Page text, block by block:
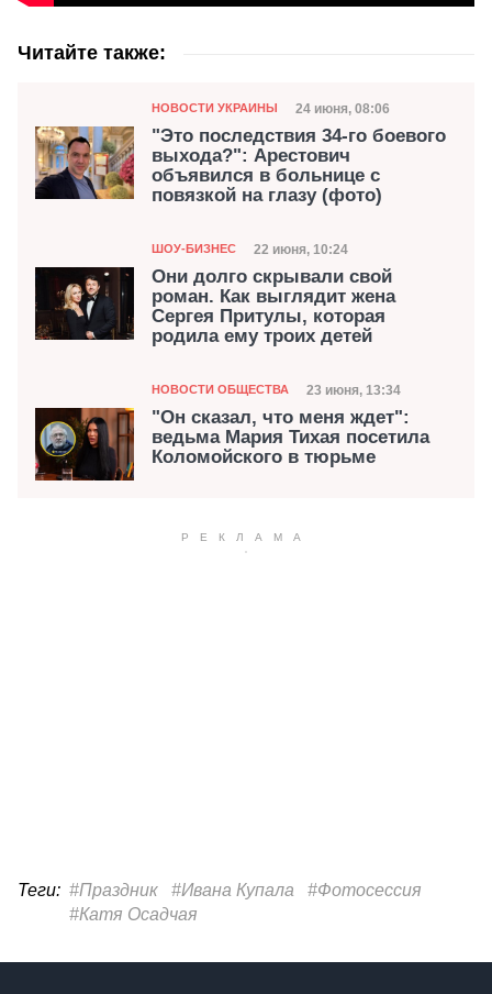
Читайте также:
Категория
НОВОСТИ УКРАИНЫ Дата публикации
24 июня, 08:06
"Это последствия 34-го боевого
выхода?": Арестович
объявился в больнице с
повязкой на глазу (фото)
Категория
ШОУ-БИЗНЕС Дата публикации
22 июня, 10:24
Они долго скрывали свой
роман. Как выглядит жена
Сергея Притулы, которая
родила ему троих детей
Категория
НОВОСТИ ОБЩЕСТВА Дата публикации
23 июня, 13:34
"Он сказал, что меня ждет":
ведьма Мария Тихая посетила
Коломойского в тюрьме
Теги: #Праздник #Ивана Купала
#Фотосессия
#Катя Осадчая